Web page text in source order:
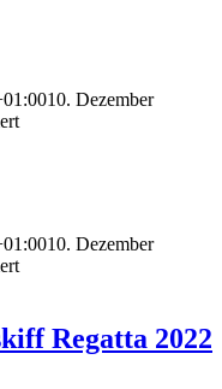
10. Dezember
für
10. Dezember
für
PlanseeRegatta 2022